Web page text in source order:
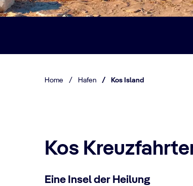
Home / Hafen / Kos Island
Kos
Eine Insel der Heilung